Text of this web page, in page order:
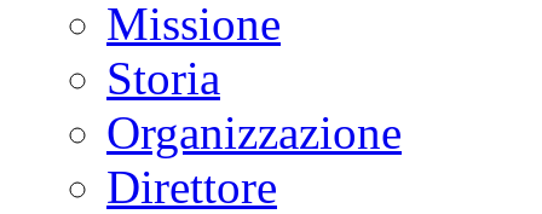
Missione
Storia
Organizzazione
Direttore